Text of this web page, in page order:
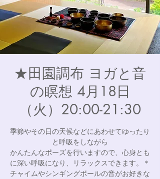
★田園調布 ヨガと音
の瞑想 4月18日
（火）20:00-21:30
季節やその日の天候などにあわせてゆったり
と呼吸をしながら
かんたんなポーズを行いますので、心身とも
に深い呼吸になり、リラックスできます。＊
チャイムやシンギングボールの音がお好きな